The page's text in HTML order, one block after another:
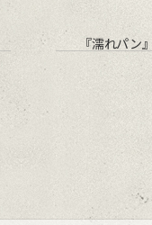
『濡れパン